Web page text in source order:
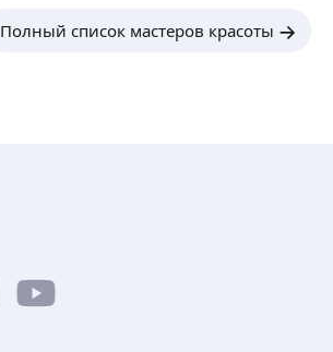
Полный список мастеров красоты